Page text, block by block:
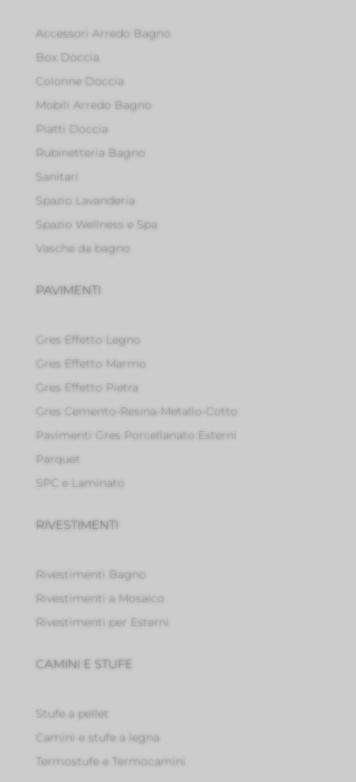
Accessori Arredo Bagno
Box Doccia
Colonne Doccia
Mobili Arredo Bagno
Piatti Doccia
Rubinetteria Bagno
Sanitari
Spazio Lavanderia
Spazio Wellness e Spa
Vasche da bagno
PAVIMENTI
Gres Effetto Legno
Gres Effetto Marmo
Gres Effetto Pietra
Gres Cemento-Resina-Metallo-Cotto
Pavimenti Gres Porcellanato Esterni
Parquet
SPC e Laminato
RIVESTIMENTI
Rivestimenti Bagno
Rivestimenti a Mosaico
Rivestimenti per Esterni
CAMINI E STUFE
Stufe a pellet
Camini e stufe a legna
Termostufe e Termocamini